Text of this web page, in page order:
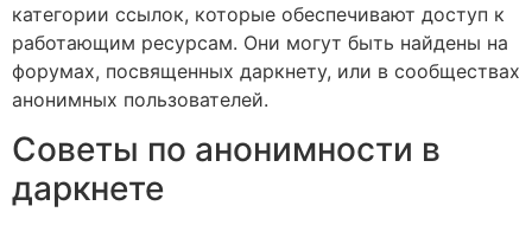
категории ссылок, которые обеспечивают доступ к
работающим ресурсам. Они могут быть найдены на
форумах, посвященных даркнету, или в сообществах
анонимных пользователей.
Советы по анонимности в
даркнете